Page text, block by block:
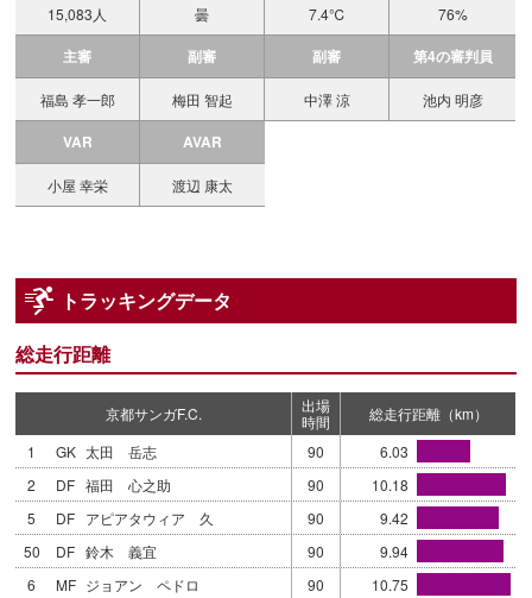
15,083人 曇 7.4℃ 76%
主審 副審 副審 第4の審判員
福島 孝一郎 梅田 智起 中澤 涼 池内 明彦
VAR AVAR
小屋 幸栄 渡辺 康太
トラッキングデータ
総走行距離
京都サンガF.C.
出場
時間
総走行距離（km）
1
GK 太田 岳志 90
6.03
2
DF 福田 心之助 90
10.18
5
DF アピアタウィア 久 90
9.42
50
DF 鈴木 義宜 90
9.94
6
MF ジョアン ペドロ 90 10.75